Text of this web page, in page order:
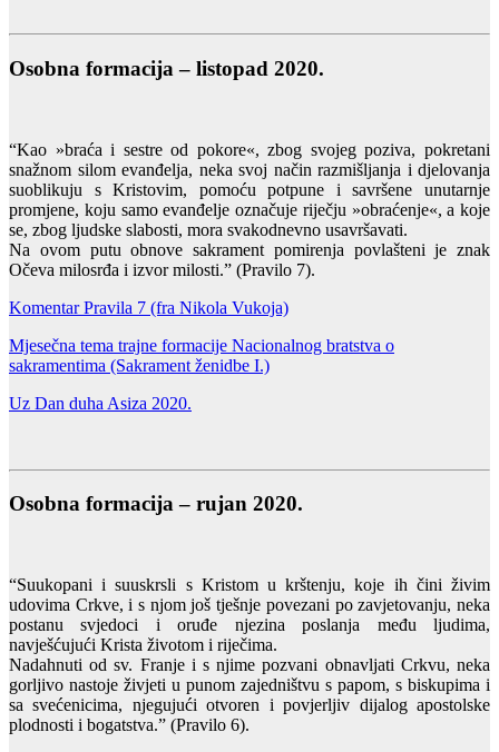
Osobna formacija – listopad 2020.
“Kao »braća i sestre od pokore«, zbog svojeg poziva, pokretani
snažnom silom evanđelja, neka svoj način razmišljanja i djelovanja
suoblikuju s Kristovim, pomoću potpune i savršene unutarnje
promjene, koju samo evanđelje označuje riječju »obraćenje«, a koje
se, zbog ljudske slabosti, mora svakodnevno usavršavati.
Na ovom putu obnove sakrament pomirenja povlašteni je znak
Očeva milosrđa i izvor milosti.” (Pravilo 7).
Komentar Pravila 7 (fra Nikola Vukoja)
Mjesečna tema trajne formacije Nacionalnog bratstva o
sakramentima (Sakrament ženidbe I.)
Uz Dan duha Asiza 2020.
Osobna formacija – rujan 2020.
“Suukopani i suuskrsli s Kristom u krštenju, koje ih čini živim
udovima Crkve, i s njom još tješnje povezani po zavjetovanju, neka
postanu svjedoci i oruđe njezina poslanja među ljudima,
navješćujući Krista životom i riječima.
Nadahnuti od sv. Franje i s njime pozvani obnavljati Crkvu, neka
gorljivo nastoje živjeti u punom zajedništvu s papom, s biskupima i
sa svećenicima, njegujući otvoren i povjerljiv dijalog apostolske
plodnosti i bogatstva.” (Pravilo 6).